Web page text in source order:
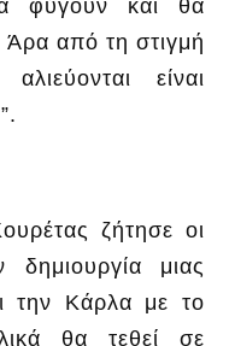
φύγουν και θα
από τη στιγμή
είναι
ζήτησε οι
μιας
την Κάρλα με το
θα τεθεί σε